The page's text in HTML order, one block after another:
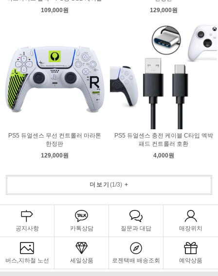
109,000원
129,000원
PS5 듀얼센스 무선 컨트롤러 마라톤
한정판
129,000원
PS5 듀얼센스 충전 케이블 C타입 엑박
패드 컨트롤러 호환
4,000원
더보기 (1 /3)+
공지사항 카톡상담 질문과 대답 매장위치
버스,지하철 노선 세일상품 로젠택배 배송조회 예약상품